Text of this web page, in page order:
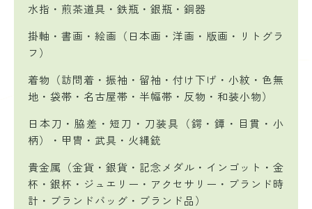
水指・煎茶道具・鉄瓶・銀瓶・銅器
掛軸・書画・絵画（日本画・洋画・版画・リトグラ
フ）
着物（訪問着・振袖・留袖・付け下げ・小紋・色無
地・袋帯・名古屋帯・半幅帯・反物・和装小物）
日本刀・脇差・短刀・刀装具（鍔・鐔・目貫・小
柄）・甲冑・武具・火縄銃
貴金属（金貨・銀貨・記念メダル・インゴット・金
杯・銀杯・ジュエリー・アクセサリー・ブランド時
計・ブランドバッグ・ブランド品）